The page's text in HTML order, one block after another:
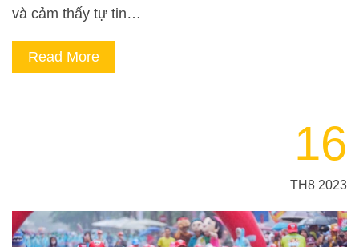
và cảm thấy tự tin…
Read More
16
TH8 2023